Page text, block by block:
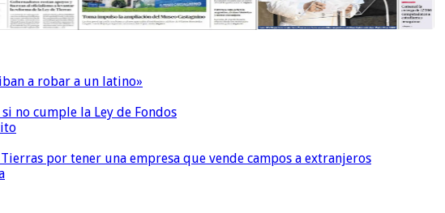
a robar a un latino»
no cumple la Ley de Fondos
por tener una empresa que vende campos a extranjeros